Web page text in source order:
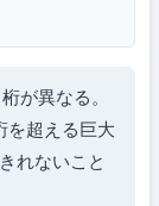
が異なる。
を超える巨大
れないこと